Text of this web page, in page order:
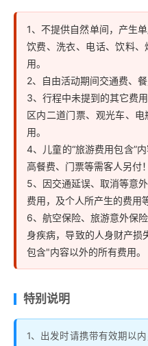
1、不提供自然单间，产生
饮费、洗衣、电话、饮料
用。
2、自由活动期间交通费、餐
3、行程中未提到的其它费
区内二道门票、观光车、
用。
4、儿童的“旅游费用包含”
高餐费、门票等需客人另付！
5、因交通延误、取消等意
费用，及个人所产生的费用等
6、航空保险、旅游意外保
身疾病，导致的人身财产损
包含"内容以外的所有费用。
特别说明
1、出发时请携带有效期以